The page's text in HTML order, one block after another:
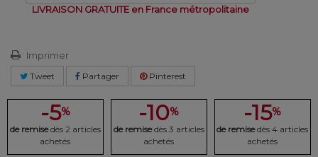
LIVRAISON GRATUITE en France métropolitaine
Imprimer
Tweet Partager Pinterest
-5%
de remise dès 2 articles
achetés
-10%
de remise dès 3 articles
achetés
-15%
de remise dès 4 articles
achetés